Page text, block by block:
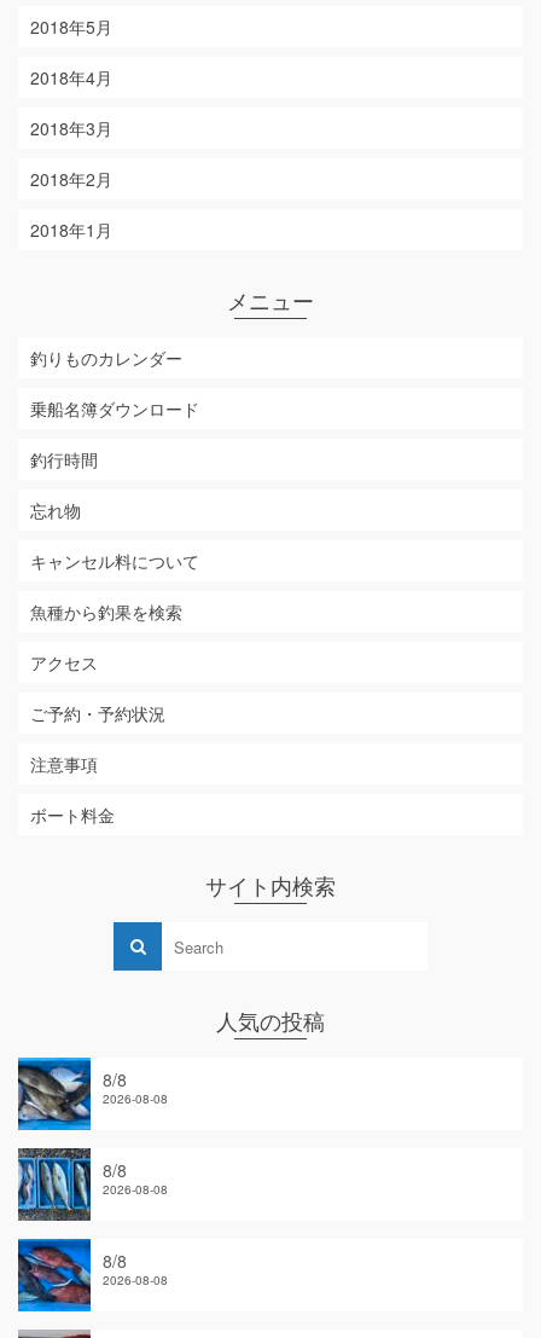
2018年5月
2018年4月
2018年3月
2018年2月
2018年1月
メニュー
釣りものカレンダー
乗船名簿ダウンロード
釣行時間
忘れ物
キャンセル料について
魚種から釣果を検索
アクセス
ご予約・予約状況
注意事項
ボート料金
サイト内検索
人気の投稿
8/8
2026-08-08
8/8
2026-08-08
8/8
2026-08-08